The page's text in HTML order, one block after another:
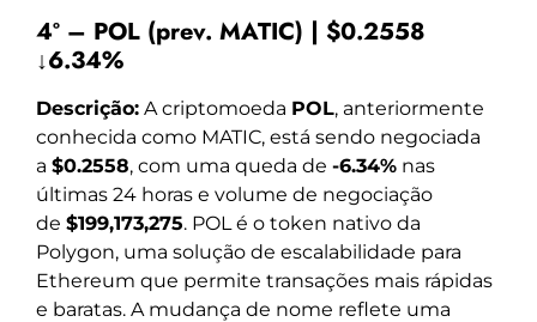
4º – POL (prev. MATIC) | $0.2558
↓6.34%
Descrição: A criptomoeda POL, anteriormente
conhecida como MATIC, está sendo negociada
a $0.2558, com uma queda de -6.34% nas
últimas 24 horas e volume de negociação
de $199,173,275. POL é o token nativo da
Polygon, uma solução de escalabilidade para
Ethereum que permite transações mais rápidas
e baratas. A mudança de nome reflete uma